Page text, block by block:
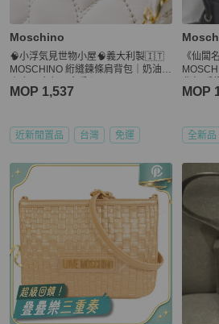
Moschino
🧠小浮気見世物小屋🧠義大利製🇮🇹
MOSCHINO 絎縫鍊條肩背包｜奶油白
MOP 1,537
近新閒置品 台灣 免運
《仙闆
MOP
全新品